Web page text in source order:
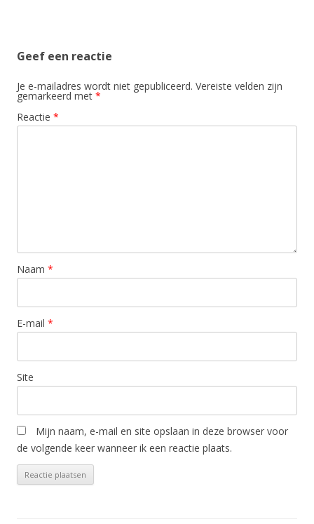
Geef een reactie
Je e-mailadres wordt niet gepubliceerd. Vereiste velden zijn
gemarkeerd met *
Reactie *
Naam *
E-mail *
Site
Mijn naam, e-mail en site opslaan in deze browser voor
de volgende keer wanneer ik een reactie plaats.